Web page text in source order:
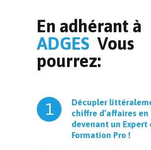
En adhérant à
ADGES Vous
pourrez:
1
Décupler
chiffre d’affaires en
devenant un Expert
Formation Pro !